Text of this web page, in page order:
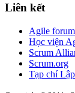
Liên kết
Agile
Học viện
Scrum
Scrum.org
Tạp chí